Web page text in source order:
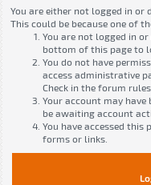
You are either not logged in or
This could be because one of
You are not logged in
bottom of this page to
You do not have
access administrative
Check in the forum
Your account may
be awaiting account
You have accessed
forms or links.